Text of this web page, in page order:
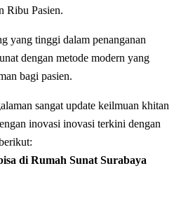
Ribu Pasien.
yang tinggi dalam penanganan
dengan metode modern yang
bagi pasien.
sangat update keilmuan khitan
inovasi inovasi terkini dengan
di Rumah Sunat Surabaya